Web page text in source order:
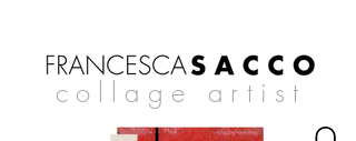
collage artist